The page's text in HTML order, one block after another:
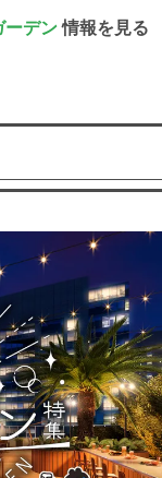
ーデン情報を見る